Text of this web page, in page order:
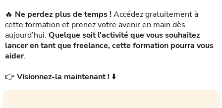
🔥 Ne perdez plus de temps !Accédez gratuitement à
cette formation et prenez votre avenir en main dès
aujourd’hui. Quelque soit l'activité que vous souhaitez
lancer en tant que freelance, cette formation pourra vous
aider.
👉 Visionnez-la maintenant ! ⬇️